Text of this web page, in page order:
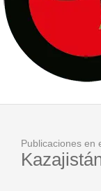
MARSHALL
JOFRE
Publicaciones en